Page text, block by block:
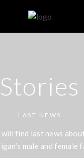
Stories
LAST NEWS
will find last news
male and female